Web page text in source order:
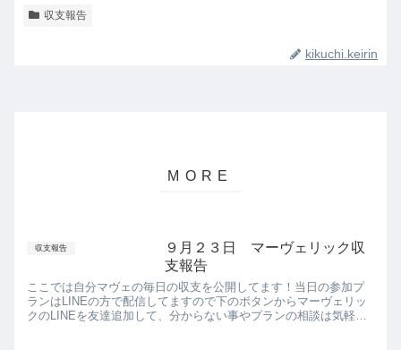
収支報告
kikuchi.keirin
収支報告
９月２３日 マーヴェリック収
支報告
ここでは自分マヴェの毎日の収支を公開してます！当日の参加プ
ランはLINEの方で配信してますので下のボタンからマーヴェリッ
クのLINEを友達追加して、分からない事やプランの相談は気軽に